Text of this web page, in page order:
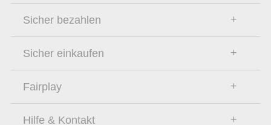
Sicher bezahlen
Sicher einkaufen
Fairplay
Hilfe & Kontakt